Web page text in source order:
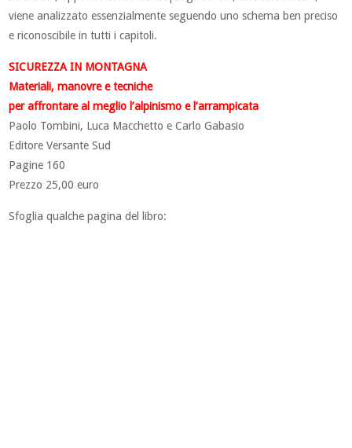
viene analizzato essenzialmente seguendo uno schema ben preciso
e riconoscibile in tutti i capitoli.
SICUREZZA IN MONTAGNA
Materiali, manovre e tecniche
per affrontare al meglio l’alpinismo e l’arrampicata
Paolo Tombini, Luca Macchetto e Carlo Gabasio
Editore Versante Sud
Pagine 160
Prezzo 25,00 euro
Sfoglia qualche pagina del libro: